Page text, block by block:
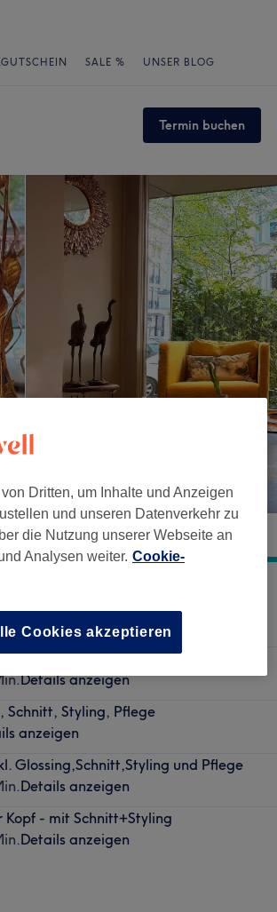
SALE % UNSER BLOG
Termin buchen
- mit Schnitt+Styling
Details anzeigen
Schnitt, Styling, Pflege
anzeigen
Glossing,Schnitt,Styling und Pflege
Details anzeigen
- mit Schnitt+Styling
Details anzeigen
Dritten, um Inhalte und Anzeigen
und unseren Datenverkehr zu
die Nutzung unserer Webseite an
Analysen weiter. Cookie-
Cookies akzeptieren